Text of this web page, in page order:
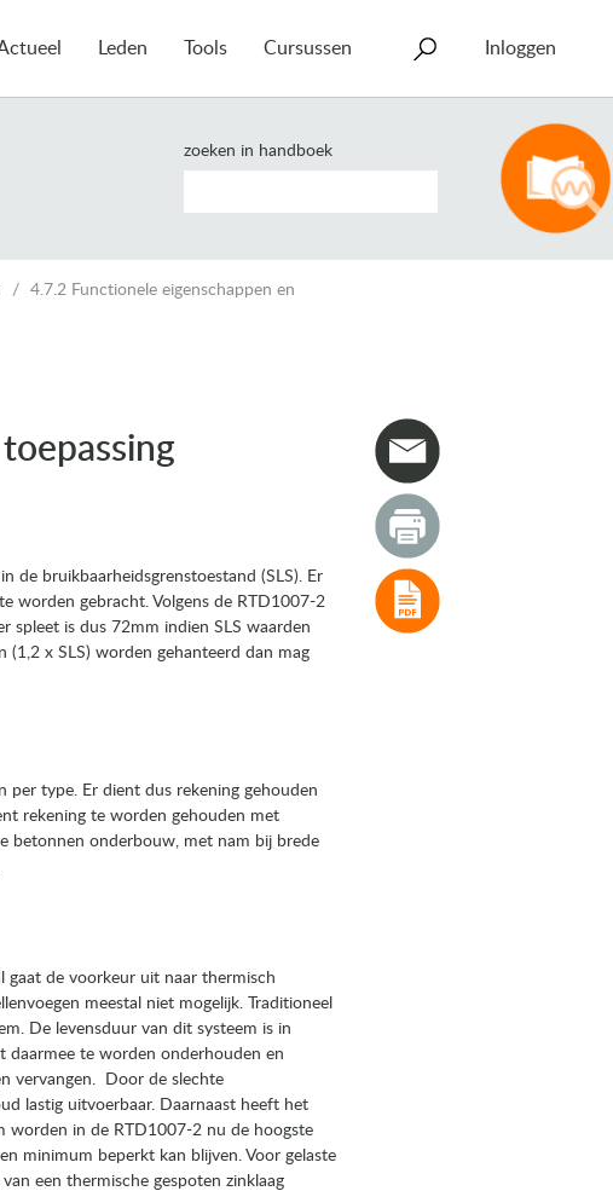
Leden Tools Cursussen Inloggen
zoeken in handboek
4.7.2 Functionele eigenschappen en
de bruikbaarheidsgrenstoestand (SLS). Er
worden gebracht. Volgens de RTD1007-2
is dus 72mm indien SLS waarden
(1,2 x SLS) worden gehanteerd dan mag
per type. Er dient dus rekening gehouden
rekening te worden gehouden met
betonnen onderbouw, met nam bij brede
gaat de voorkeur uit naar thermisch
meestal niet mogelijk. Traditioneel
De levensduur van dit systeem is in
te worden onderhouden en
vervangen. Door de slechte
lastig uitvoerbaar. Daarnaast heeft het
worden in de RTD1007-2 nu de hoogste
minimum beperkt kan blijven. Voor gelaste
een thermische gespoten zinklaag